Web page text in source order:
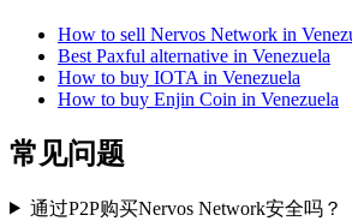
How to sell Nervos Network in
Best Paxful alternative in Venezuela
How to buy IOTA in Venezuela
How to buy Enjin Coin in Venezuela
常见问题
通过P2P购买Nervos Network安全吗？